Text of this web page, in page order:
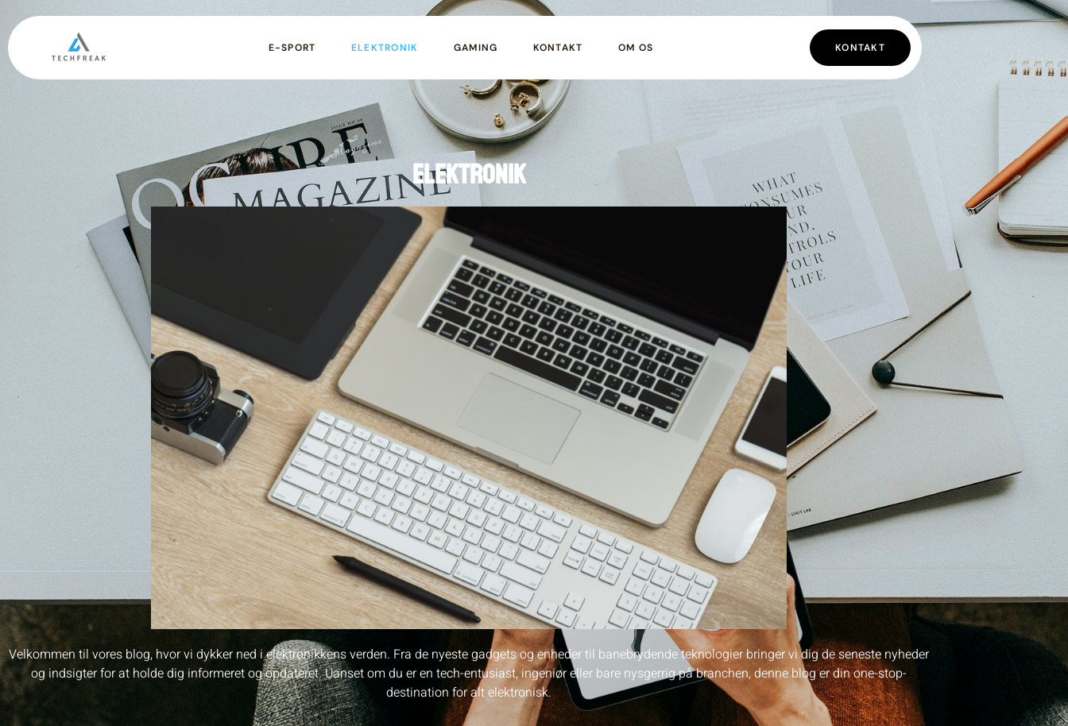
E-SPORT ELEKTRONIK GAMING KONTAKT OM OS KONTAKT
Elektronik
Velkommen til vores blog, hvor vi dykker ned i elektronikkens verden. Fra de nyeste gadgets og enheder til banebrydende teknologier bringer vi dig de seneste nyheder
og indsigter for at holde dig informeret og opdateret. Uanset om du er en tech-entusiast, ingeniør eller bare nysgerrig på branchen, denne blog er din one-stop-
destination for alt elektronisk.